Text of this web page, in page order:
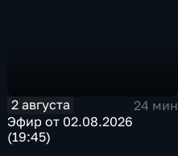
2 августа
24 мин
Эфир от 02.08.2026
(19:45)